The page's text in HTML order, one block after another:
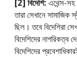
[2] বিদেশি: এথেন্স-সহ
তারা সেখানে সামাজিক
ছিল। তবে বিদেশিরা
বিদেশিদের নাগরিকত্ব
বিদেশিদের